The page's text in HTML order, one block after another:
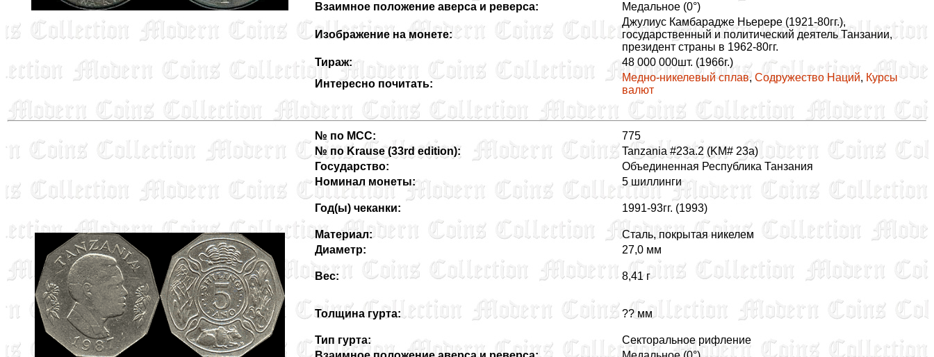
Взаимное положение аверса и реверса:
Мeдальное (0°)
Изображение на монете:
Джулиус Камбарадже Ньерере (1921-80гг.),
государственный и политический деятель Танзании,
президент страны в 1962-80гг.
Тираж:
48 000 000шт. (1966г.)
Интересно почитать:
Медно-никелевый сплав, Содружество Наций, Курсы
валют
№ по MCC:
775
№ по Krause (33rd edition):
Tanzania #23a.2 (KM# 23a)
Государство:
Объединенная Республика Танзания
Номинал монеты:
5 шиллинги
Год(ы) чеканки: 1991-93гг. (1993)
Материал:
Сталь, покрытая никелем
Диаметр:
27,0 мм
Вес: 8,41 г
Толщина гурта: ?? мм
Тип гурта:
Секторальное рифление